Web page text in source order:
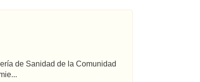
de Sanidad de la Comunidad